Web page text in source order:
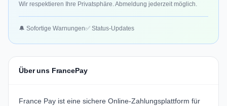
Wir respektieren Ihre Privatsphäre. Abmeldung jederzeit möglich.
🔔 Sofortige Warnungen✅ Status-Updates
Über uns FrancePay
France Pay ist eine sichere Online-Zahlungsplattform für